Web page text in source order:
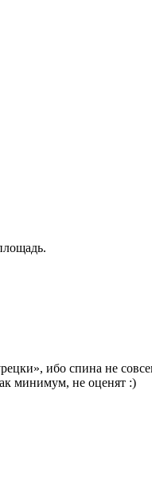
ибо спина не
минимум, не оценят :)